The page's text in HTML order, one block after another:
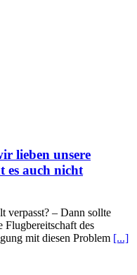
lieben unsere
es auch nicht
verpasst? – Dann sollte
Flugbereitschaft des
mit diesen Problem [...]